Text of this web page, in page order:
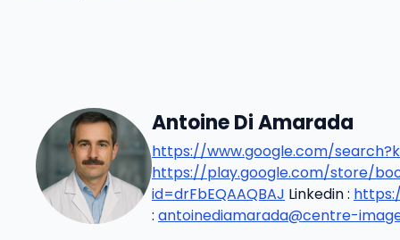
Antoine Di Amarada
https://www.google.com/
https://play.google.com/store/
id=drFbEQAAQBAJ Linkedin :
: antoinediamarada@centre-